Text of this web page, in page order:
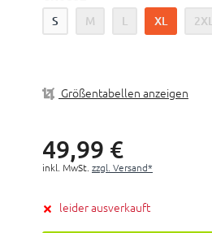
S M L XL
Größentabellen anzeigen
49,99 €
inkl. MwSt. zzgl. Versand*
leider ausverkauft